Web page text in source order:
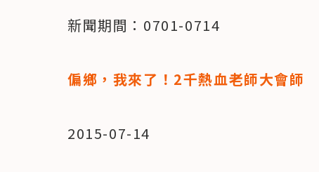
新聞期間：0701-0714
偏鄉，我來了！2千熱血老師大會師
2015-07-14